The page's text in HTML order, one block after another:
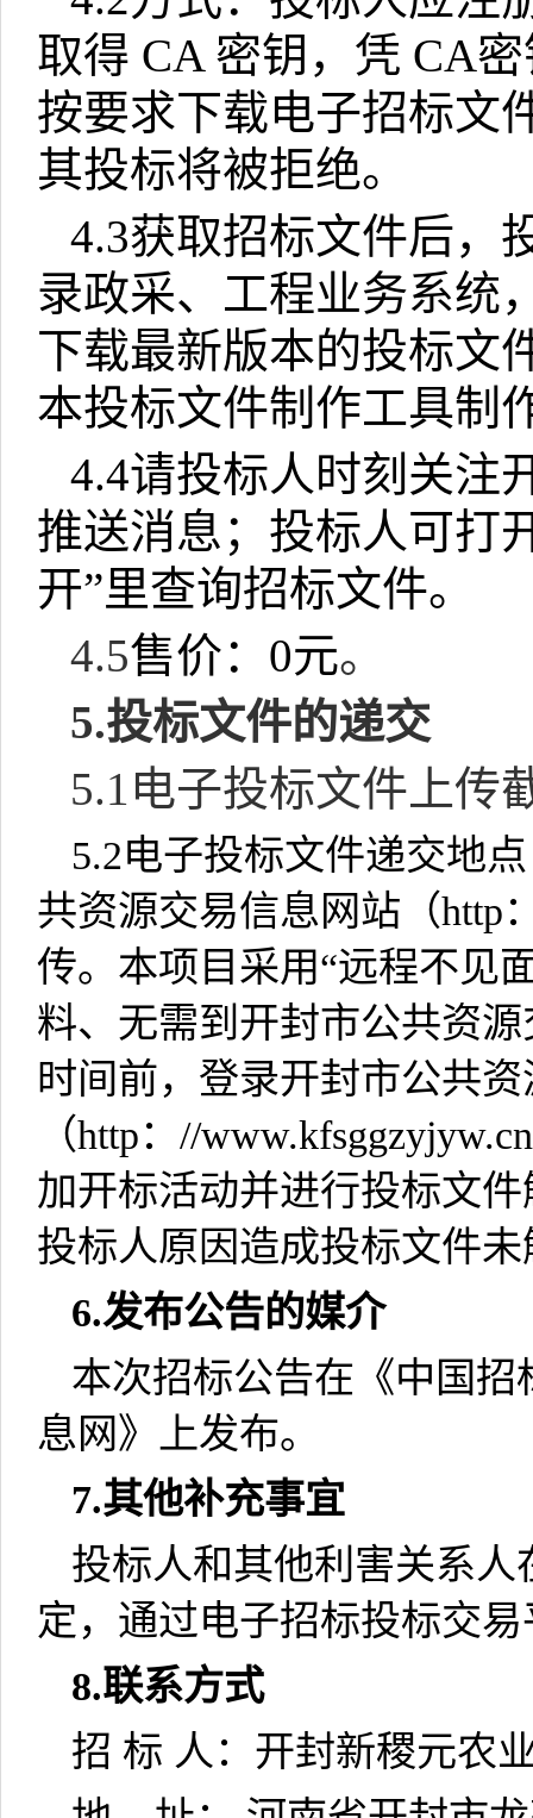
取得 CA 密钥，凭 CA
按要求下载电子招标文
其投标将被拒绝。
4.3获取招标文件后，
录政采、工程业务系统
下载最新版本的投标文
本投标文件制作工具制
4.4请投标人时刻关注
推送消息；投标人可打
开”里查询招标文件。
4.5售价： 0元。
5.投标文件的递交
5.1 电子投标文件上传
5.2电子投标文件递交地
共资源交易信息网站（http
传。本项目采用“远程不见
料、无需到开封市公共资
时间前，登录开封市公共
（http： //
加开标活动并进行投标文
投标人原因造成投标文件
6.发布公告的媒介
本次招标公告在《中国
息网》上发布。
7.其他补充事宜
投标人和其他利害关系
定，通过电子招标投标交
8.联系方式
招 标 人：开封新稷元农